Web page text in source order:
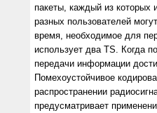
пакеты, каждый из которых
разных пользователей
время, необходимое для
использует два TS. Когда
передачи информации
Помехоустойчивое
распространении
предусматривает